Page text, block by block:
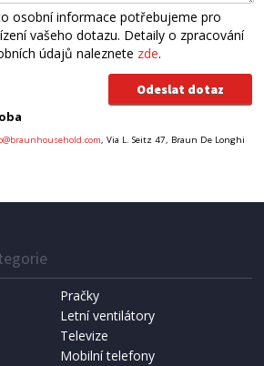
osobní informace potřebujeme pro
vašeho dotazu. Detaily o zpracování
údajů naleznete zde.
, Via L. Seitz 47, Braun De Longhi
Pračky
Letní ventilátory
Televize
Mobilní telefony